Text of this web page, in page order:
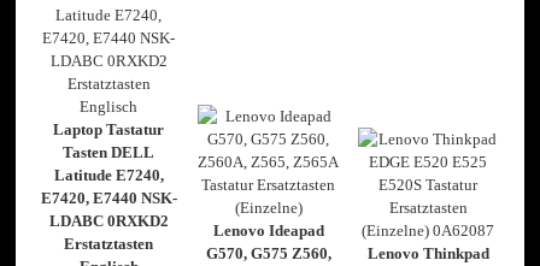
Laptop Tastatur
Tasten DELL
Latitude E7240,
E7420, E7440 NSK-
LDABC 0RXKD2
Erstatztasten
Lenovo Ideapad
G570, G575 Z560,
Lenovo Thinkpad